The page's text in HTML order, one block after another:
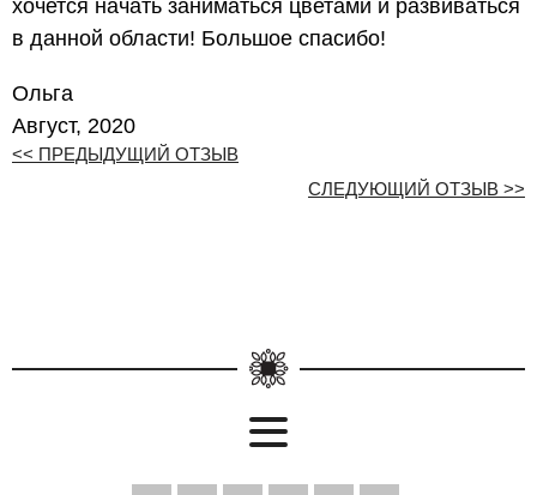
хочется начать заниматься цветами и развиваться
в данной области! Большое спасибо!
Ольга
Август, 2020
<< ПРЕДЫДУЩИЙ ОТЗЫВ
СЛЕДУЮЩИЙ ОТЗЫВ >>